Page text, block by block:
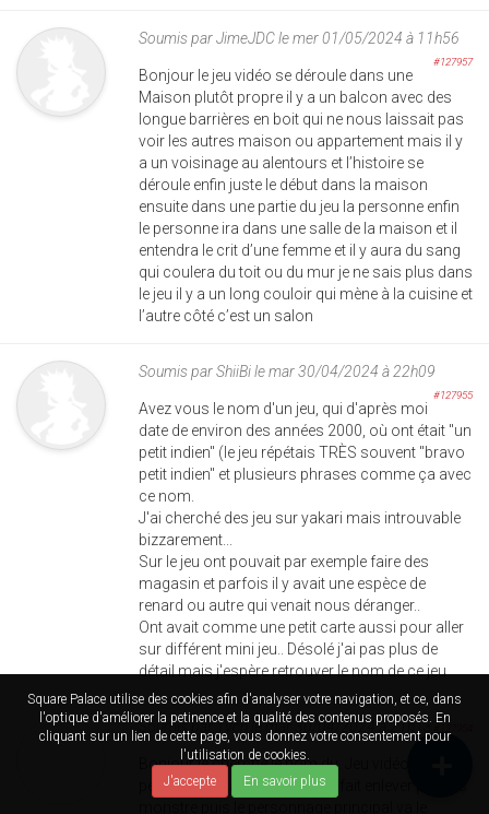
Square Palace utilise des cookies afin d'analyser votre navigation, et ce, dans
l'optique d'améliorer la petinence et la qualité des contenus proposés. En
cliquant sur un lien de cette page, vous donnez votre consentement pour
l'utilisation de cookies.
J'accepte
En savoir plus
Soumis parJimeJDCle mer 01/05/2024 à 11h56
#127957
Bonjour le jeu vidéo se déroule dans une
Maison plutôt propre il y a un balcon avec des
longue barrières en boit qui ne nous laissait pas
voir les autres maison ou appartement mais il y
a un voisinage au alentours et l’histoire se
déroule enfin juste le début dans la maison
ensuite dans une partie du jeu la personne enfin
le personne ira dans une salle de la maison et il
entendra le crit d’une femme et il y aura du sang
qui coulera du toit ou du mur je ne sais plus dans
le jeu il y a un long couloir qui mène à la cuisine et
l’autre côté c’est un salon
Soumis parShiiBile mar 30/04/2024 à 22h09
#127955
Avez vous le nom d'un jeu, qui d'après moi
date de environ des années 2000, où ont était "un
petit indien" (le jeu répétais TRÈS souvent "bravo
petit indien" et plusieurs phrases comme ça avec
ce nom.
J'ai cherché des jeu sur yakari mais introuvable
bizzarement...
Sur le jeu ont pouvait par exemple faire des
magasin et parfois il y avait une espèce de
renard ou autre qui venait nous déranger..
Ont avait comme une petit carte aussi pour aller
sur différent mini jeu.. Désolé j'ai pas plus de
détail mais j'espère retrouver le nom de ce jeu
Soumis parTvcnle mar 30/04/2024 à 21h13
Bonjour je cherche le nom du. Jeu vidéo ou le
pere personnage principal se fait enlever par des